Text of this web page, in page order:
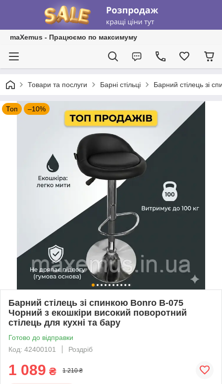
maXemus - Працюємо по максимуму
Товари та послуги Барні стільці Барний стілець зі
Топ –10%
Барний стілець зі спинкою Bonro B-075
Чорний з екошкіри високий поворотний
стілець для кухні та бару
Готово до відправки
Код: 42400101
Роздріб
1 089 ₴ 1 210 ₴